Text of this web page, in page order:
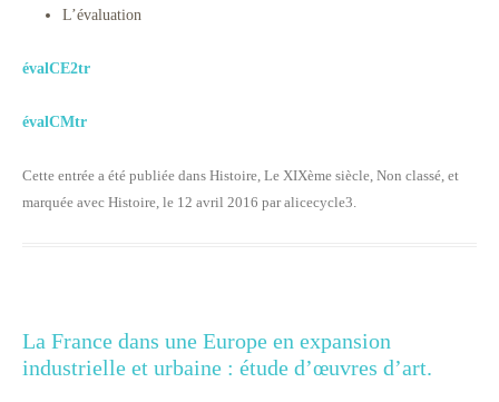
L’évaluation
évalCE2tr
évalCMtr
Cette entrée a été publiée dans Histoire Le XIXème siècle Non classé , et
marquée avec Histoire , le 12 avril 2016 paralicecycle3
La France dans une Europe en expansion
industrielle et urbaine : étude d’œuvres d’art.